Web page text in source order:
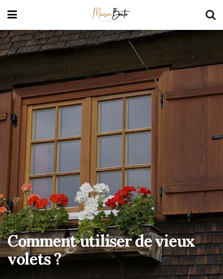
Comment utiliser de vieux
volets ?